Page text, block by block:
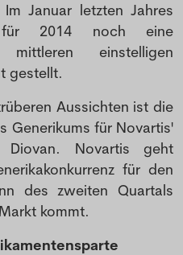
Januar letzten Jahres
2014 noch eine
mittleren einstelligen
gestellt.
Aussichten ist die
Generikums für Novartis'
Diovan. Novartis geht
für den
des zweiten Quartals
kommt.